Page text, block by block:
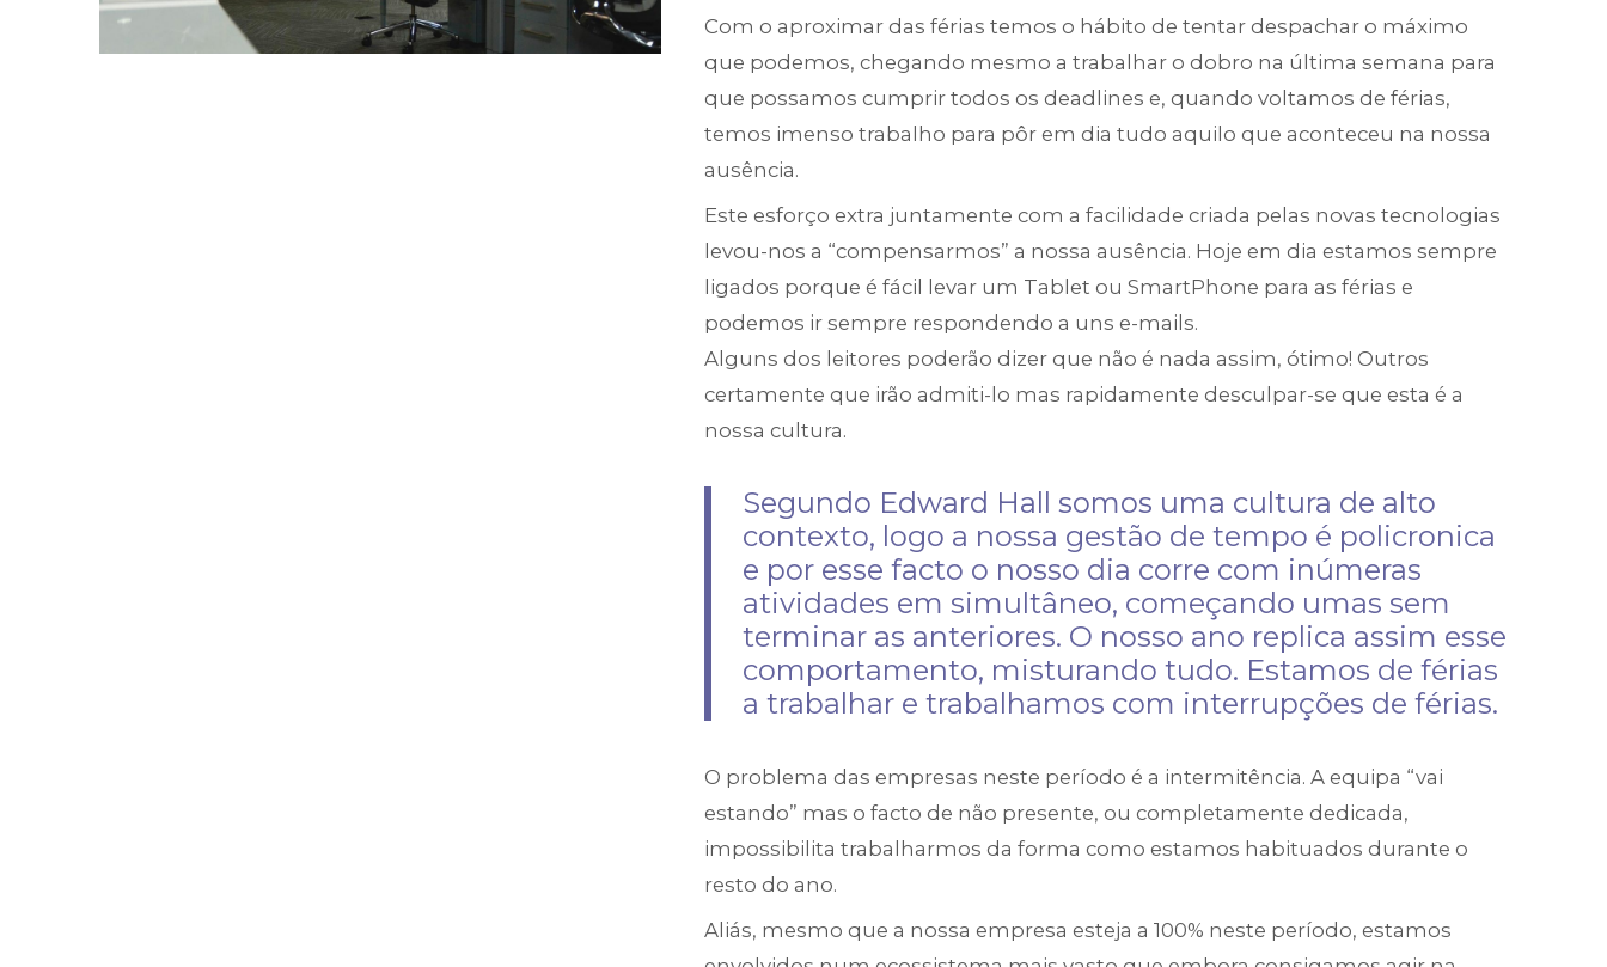
Com o aproximar das férias temos o hábito de tentar despachar o máximo
que podemos, chegando mesmo a trabalhar o dobro na última semana para
que possamos cumprir todos os deadlines e, quando voltamos de férias,
temos imenso trabalho para pôr em dia tudo aquilo que aconteceu na nossa
ausência.
Este esforço extra juntamente com a facilidade criada pelas novas tecnologias
levou-nos a “compensarmos” a nossa ausência. Hoje em dia estamos sempre
ligados porque é fácil levar um Tablet ou SmartPhone para as férias e
podemos ir sempre respondendo a uns e-mails.
Alguns dos leitores poderão dizer que não é nada assim, ótimo! Outros
certamente que irão admiti-lo mas rapidamente desculpar-se que esta é a
nossa cultura.
Segundo Edward Hall somos uma cultura de alto
contexto, logo a nossa gestão de tempo é policronica
e por esse facto o nosso dia corre com inúmeras
atividades em simultâneo, começando umas sem
terminar as anteriores. O nosso ano replica assim esse
comportamento, misturando tudo. Estamos de férias
a trabalhar e trabalhamos com interrupções de férias.
O problema das empresas neste período é a intermitência. A equipa “vai
estando” mas o facto de não presente, ou completamente dedicada,
impossibilita trabalharmos da forma como estamos habituados durante o
resto do ano.
Aliás, mesmo que a nossa empresa esteja a 100% neste período, estamos